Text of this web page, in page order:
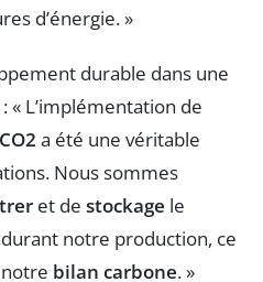
d’énergie. »
durable dans une
« L’implémentation de
a été une véritable
Nous sommes
et de stockage le
notre production, ce
bilan carbone. »